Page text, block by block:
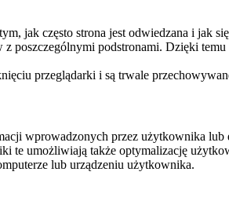
jak często strona jest odwiedzana i jak
podstronami. Dzięki
przeglądarki i są trwale
wprowadzonych przez użytkownika
te umożliwiają także optymalizację
lub urządzeniu użytkownika.